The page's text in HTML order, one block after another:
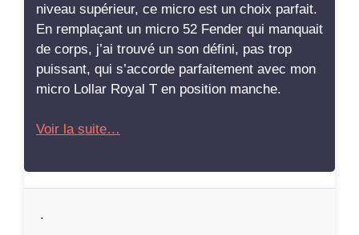
niveau supérieur, ce micro est un choix parfait.
En remplaçant un micro 52 Fender qui manquait
de corps, j’ai trouvé un son défini, pas trop
puissant, qui s’accorde parfaitement avec mon
micro Lollar Royal T en position manche.
Voir la suite…
.